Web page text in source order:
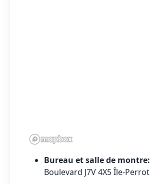
Bureau et salle de montre:
Boulevard J7V 4X5 Île-Perrot